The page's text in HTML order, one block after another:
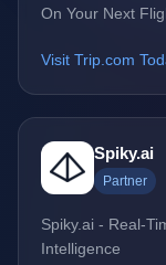
On Your Next
Visit Trip.com
Spiky.ai
Partner
Spiky.ai - Real-
Intelligence